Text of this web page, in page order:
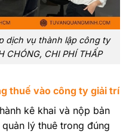
dịch vụ thành lập công ty
CHÓNG, CHI PHÍ THẤP
thuế vào công ty giải trí
kê khai và nộp bản
lý thuê trong đúng